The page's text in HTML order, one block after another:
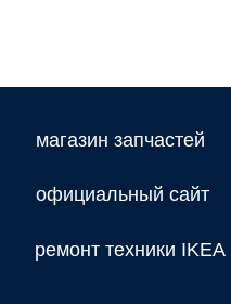
магазин запчастей
официальный сайт
ремонт техники IKEA